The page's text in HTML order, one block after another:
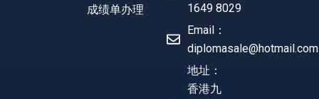
成绩单办理
1649 8029
Email：
diplomasale@hotmail.com
地址：
香港九